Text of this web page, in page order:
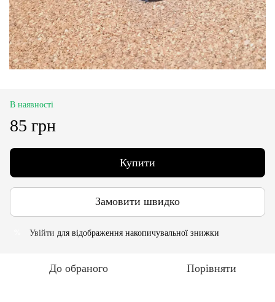
В наявності
85 грн
Купити
Замовити швидко
Увійти для відображення накопичувальної знижки
До обраного Порівняти